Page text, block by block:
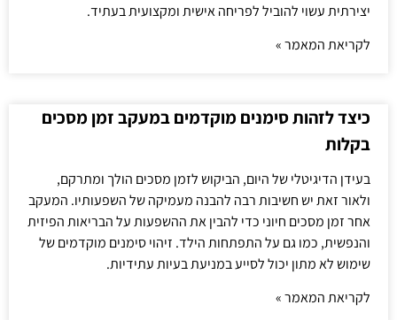
יצירתית עשוי להוביל לפריחה אישית ומקצועית בעתיד.
לקריאת המאמר »
כיצד לזהות סימנים מוקדמים במעקב זמן מסכים
בקלות
בעידן הדיגיטלי של היום, הביקוש לזמן מסכים הולך ומתרקם,
ולאור זאת יש חשיבות רבה להבנה מעמיקה של השפעותיו. המעקב
אחר זמן מסכים חיוני כדי להבין את ההשפעות על הבריאות הפיזית
והנפשית, כמו גם על התפתחות הילד. זיהוי סימנים מוקדמים של
שימוש לא מתון יכול לסייע במניעת בעיות עתידיות.
לקריאת המאמר »